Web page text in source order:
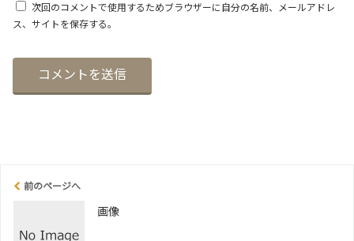
次回のコメントで使用するためブラウザーに自分の名前、メールアドレ
ス、サイトを保存する。
前のページへ
画像